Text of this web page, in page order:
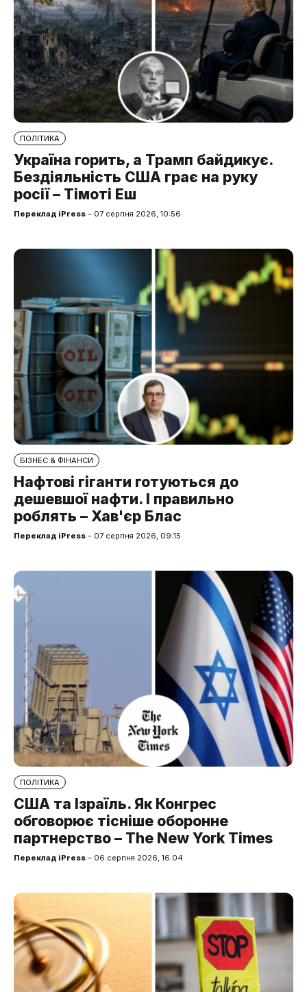
ПОЛІТИКА
Україна горить, а Трамп байдикує.
Бездіяльність США грає на руку
росії – Тімоті Еш
Переклад iPress – 07 серпня 2026, 10:56
БІЗНЕС & ФІНАНСИ
Нафтові гіганти готуються до
дешевшої нафти. І правильно
роблять – Хав'єр Блас
Переклад iPress – 07 серпня 2026, 09:15
ПОЛІТИКА
США та Ізраїль. Як Конгрес
обговорює тісніше оборонне
партнерство – The New York Times
Переклад iPress – 06 серпня 2026, 16:04